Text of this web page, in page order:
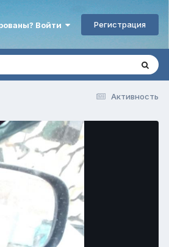
Войти Регистрация
Активность